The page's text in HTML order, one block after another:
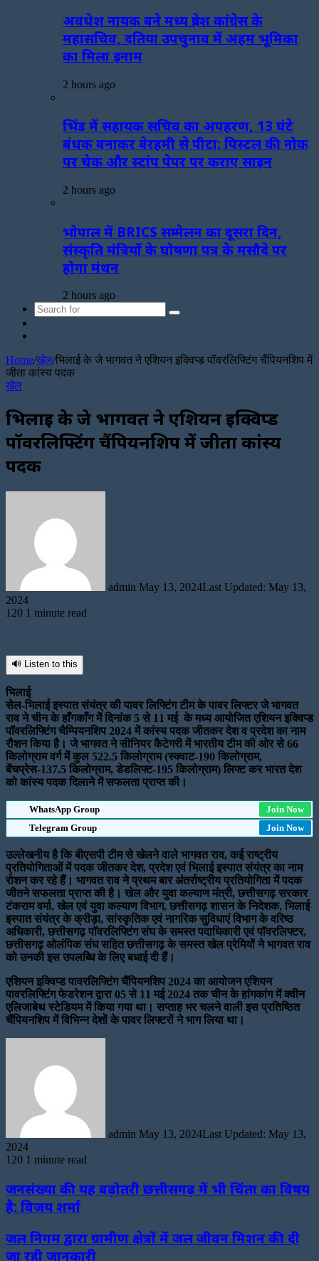
अवधेश नायक बने मध्य प्रदेश कांग्रेस के
महासचिव, दतिया उपचुनाव में अहम भूमिका
का मिला इनाम
2 hours ago
भिंड में सहायक सचिव का अपहरण, 13 घंटे
बंधक बनाकर बेरहमी से पीटा; पिस्टल की नोक
पर चेक और स्टांप पेपर पर कराए साइन
2 hours ago
भोपाल में BRICS सम्मेलन का दूसरा दिन,
संस्कृति मंत्रियों के घोषणा पत्र के मसौदे पर
होगा मंथन
2 hours ago
Search
Home/खेल/भिलाई के जे भागवत ने एशियन इक्विप्ड पॉवरलिफ्टिंग चैंपियनशिप में
जीता कांस्य पदक
खेल
भिलाई के जे भागवत ने एशियन इक्विप्ड
पॉवरलिफ्टिंग चैंपियनशिप में जीता कांस्य
पदक
admin May 13, 2024Last Updated: May 13,
2024
120 1 minute read
🔊 Listen to this
भिलाई
सेल-भिलाई इस्पात संयंत्र की पावर लिफ्टिंग टीम के पावर लिफ्टर जे भागवत
राव ने चीन के हाँगकाँग में दिनांक 5 से 11 मई के मध्य आयोजित एशियन इक्विप्ड
पॉवरलिफ्टिंग चैम्पियनशिप 2024 में कांस्य पदक जीतकर देश व प्रदेश का नाम
रौशन किया है। जे भागवत ने सीनियर कैटेगरी में भारतीय टीम की ओर से 66
किलोग्राम वर्ग में कुल 522.5 किलोग्राम (स्क्वाट-190 किलोग्राम,
बेंचप्रेस-137.5 किलोग्राम, डेडलिफ्ट-195 किलोग्राम) लिफ्ट कर भारत देश
को कांस्य पदक दिलाने में सफलता प्राप्त की।
WhatsApp Group
Join Now
Telegram Group
Join Now
उल्लेखनीय है कि बीएसपी टीम से खेलने वाले भागवत राव, कई राष्ट्रीय
प्रतियोगिताओं में पदक जीतकर देश, प्रदेश एवं भिलाई इस्पात संयंत्र का नाम
रोशन कर रहे हैं। भागवत राव ने प्रथम बार अंतर्राष्ट्रीय प्रतियोगिता में पदक
जीतने सफलता प्राप्त की है। खेल और युवा कल्याण मंत्री, छत्तीसगढ़ सरकार
टंकराम वर्मा, खेल एवं युवा कल्याण विभाग, छत्तीसगढ़ शासन के निदेशक, भिलाई
इस्पात संयंत्र के क्रीड़ा, सांस्कृतिक एवं नागरिक सुविधाएं विभाग के वरिष्ठ
अधिकारी, छत्तीसगढ़ पॉवरलिफ्टिंग संघ के समस्त पदाधिकारी एवं पॉवरलिफ्टर,
छत्तीसगढ़ ओलंपिक संघ सहित छत्तीसगढ़ के समस्त खेल प्रेमियों ने भागवत राव
को उनकी इस उपलब्धि के लिए बधाई दी हैं।
एशियन इक्विप्ड पावरलिफ्टिंग चैंपियनशिप 2024 का आयोजन एशियन
पावरलिफ्टिंग फेडरेशन द्वारा 05 से 11 मई 2024 तक चीन के हांगकांग में क्वीन
एलिजाबेथ स्टेडियम में किया गया था। सप्ताह भर चलने वाली इस प्रतिष्ठित
चैंपियनशिप में विभिन्न देशों के पावर लिफ्टरों ने भाग लिया था।
admin May 13, 2024Last Updated: May 13,
2024
120 1 minute read
जनसंख्या की यह बढ़ोतरी छत्तीसगढ़ में भी चिंता का विषय
है: विजय शर्मा
जल निगम द्वारा ग्रामीण क्षेत्रों में जल जीवन मिशन की दी
जा रही जानकारी